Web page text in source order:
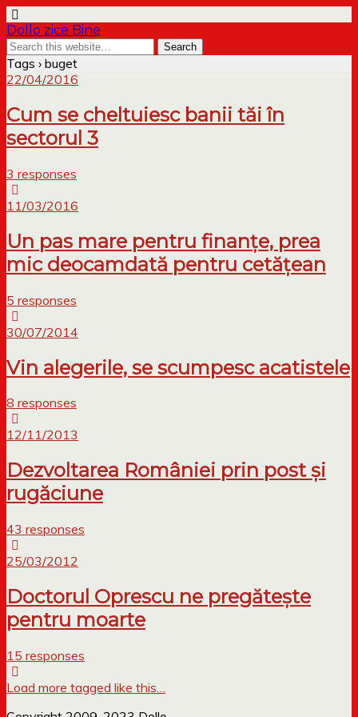
Dollo zice Bine
Tags › buget
22/04/2016
Cum se cheltuiesc banii tăi în
sectorul 3
3 responses
11/03/2016
Un pas mare pentru finanțe, prea
mic deocamdată pentru cetățean
5 responses
30/07/2014
Vin alegerile, se scumpesc acatistele
8 responses
12/11/2013
Dezvoltarea României prin post și
rugăciune
43 responses
25/03/2012
Doctorul Oprescu ne pregătește
pentru moarte
15 responses
Load more tagged like this…